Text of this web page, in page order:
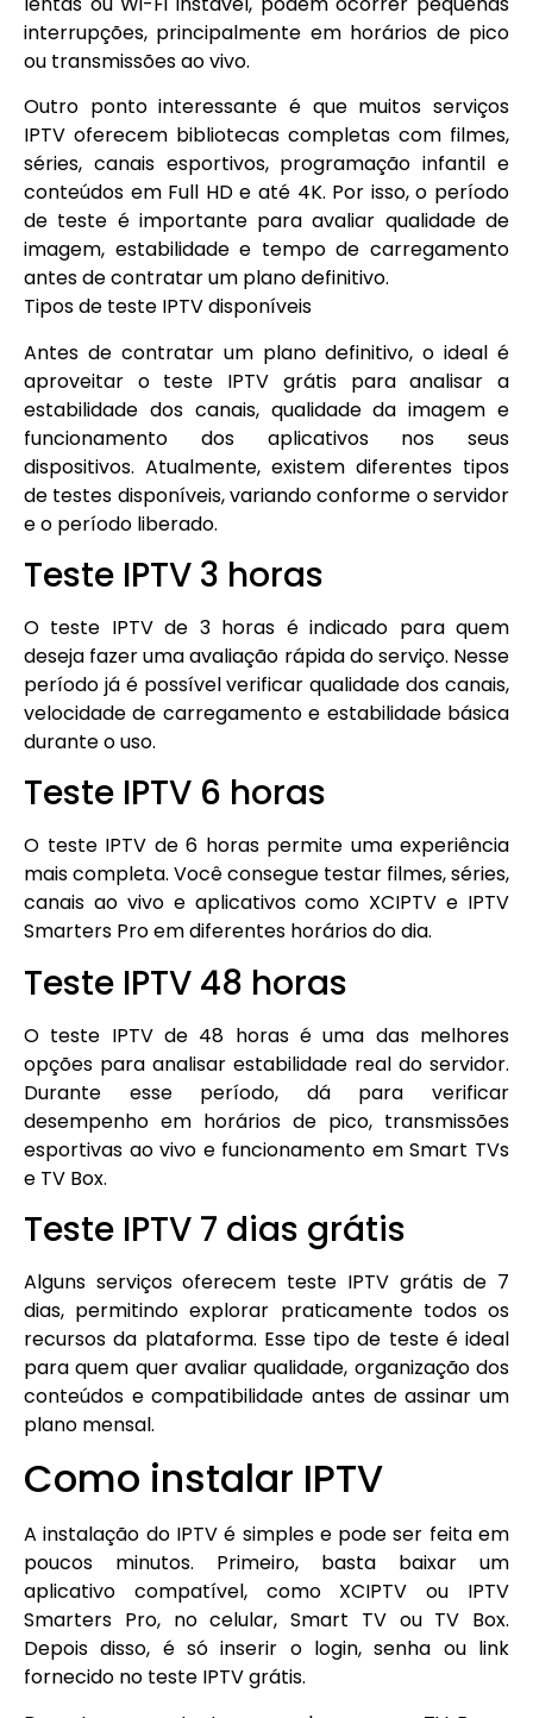
interrupções, principalmente em horários de pico
ou transmissões ao vivo.
Outro ponto interessante é que muitos serviços
IPTV oferecem bibliotecas completas com filmes,
séries, canais esportivos, programação infantil e
conteúdos em Full HD e até 4K. Por isso, o período
de teste é importante para avaliar qualidade de
imagem, estabilidade e tempo de carregamento
antes de contratar um plano definitivo.
Tipos de teste IPTV disponíveis
Antes de contratar um plano definitivo, o ideal é
aproveitar o teste IPTV grátis para analisar a
estabilidade dos canais, qualidade da imagem e
funcionamento dos aplicativos nos seus
dispositivos. Atualmente, existem diferentes tipos
de testes disponíveis, variando conforme o servidor
e o período liberado.
Teste IPTV 3 horas
O teste IPTV de 3 horas é indicado para quem
deseja fazer uma avaliação rápida do serviço. Nesse
período já é possível verificar qualidade dos canais,
velocidade de carregamento e estabilidade básica
durante o uso.
Teste IPTV 6 horas
O teste IPTV de 6 horas permite uma experiência
mais completa. Você consegue testar filmes, séries,
canais ao vivo e aplicativos como XCIPTV e IPTV
Smarters Pro em diferentes horários do dia.
Teste IPTV 48 horas
O teste IPTV de 48 horas é uma das melhores
opções para analisar estabilidade real do servidor.
Durante esse período, dá para verificar
desempenho em horários de pico, transmissões
esportivas ao vivo e funcionamento em Smart TVs
e TV Box.
Teste IPTV 7 dias grátis
Alguns serviços oferecem teste IPTV grátis de 7
dias, permitindo explorar praticamente todos os
recursos da plataforma. Esse tipo de teste é ideal
para quem quer avaliar qualidade, organização dos
conteúdos e compatibilidade antes de assinar um
plano mensal.
Como instalar IPTV
A instalação do IPTV é simples e pode ser feita em
poucos minutos. Primeiro, basta baixar um
aplicativo compatível, como XCIPTV ou IPTV
Smarters Pro, no celular, Smart TV ou TV Box.
Depois disso, é só inserir o login, senha ou link
fornecido no teste IPTV grátis.